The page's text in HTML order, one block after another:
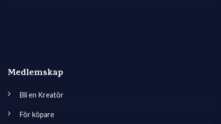
Medlemskap
Bli en Kreatör
För köpare